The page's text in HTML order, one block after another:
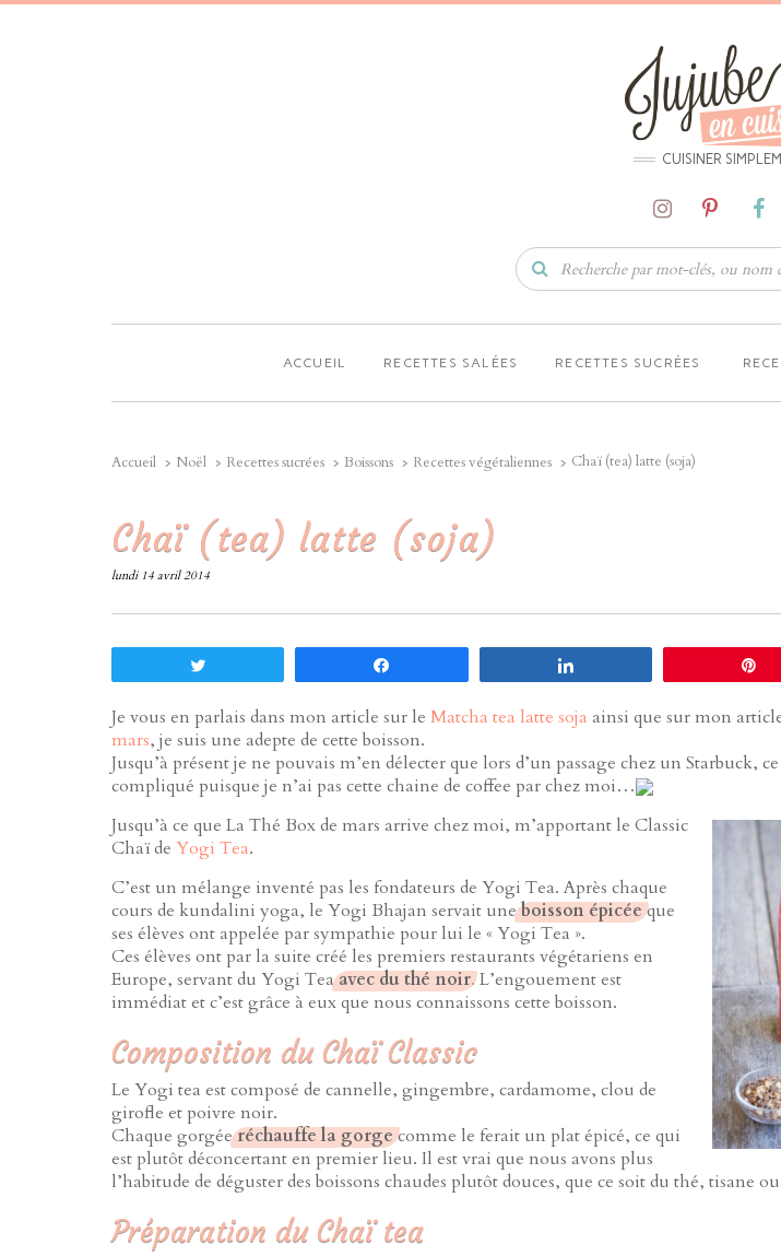
CUISINER
ACCUEIL RECETTES SALÉES RECETTES SUCRÉES
Accueil Noël Recettes sucrées Boissons Recettes végétaliennes Chaï (tea) latte (soja)
Chaï (tea) latte (soja)
lundi 14 avril 2014
Je vous en parlais dans mon article sur le Matcha tea latte soja ainsi que sur mon
mars, je suis une adepte de cette boisson.
Jusqu’à présent je ne pouvais m’en délecter que lors d’un passage chez un Starbuck,
compliqué puisque je n’ai pas cette chaine de coffee par chez moi…
Jusqu’à ce que La Thé Box de mars arrive chez moi, m’apportant le Classic
Chaï de Yogi Tea.
C’est un mélange inventé pas les fondateurs de Yogi Tea. Après chaque
cours de kundalini yoga, le Yogi Bhajan servait uneboisson épicéeque
ses élèves ont appelée par sympathie pour lui le « Yogi Tea ».
Ces élèves ont par la suite créé les premiers restaurants végétariens en
Europe, servant du Yogi Teaavec du thé noir. L’engouement est
immédiat et c’est grâce à eux que nous connaissons cette boisson.
Composition du Chaï Classic
Le Yogi tea est composé de cannelle, gingembre, cardamome, clou de
girofle et poivre noir.
Chaque gorgéeréchauffe la gorgecomme le ferait un plat épicé, ce qui
est plutôt déconcertant en premier lieu. Il est vrai que nous avons plus
l’habitude de déguster des boissons chaudes plutôt douces, que ce soit du thé, tisane
Préparation du Chaï tea